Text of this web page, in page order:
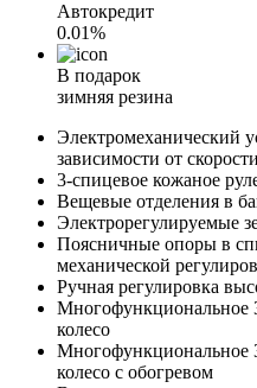
Автокредит
0.01%
В подарок
зимняя резина
Электромеханический
зависимости от скорости
3-спицевое кожаное
Вещевые отделения в
Электрорегулируемые
Поясничные опоры в
механической
Ручная регулировка
Многофункциональное
колесо
Многофункциональное
колесо c обогревом